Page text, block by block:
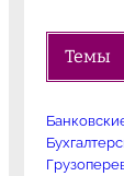
Темы